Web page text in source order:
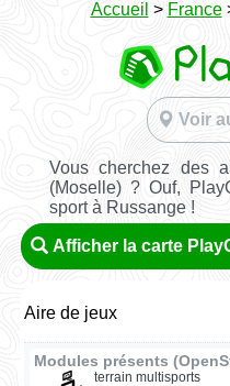
Accueil > France
Voir
Vous cherchez des
(Moselle) ? Ouf,
sport à Russange !
Afficher la carte
Aire de jeux
Modules présents
terrain multisports